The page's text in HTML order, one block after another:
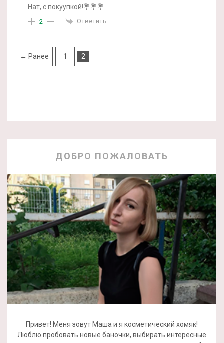
Нат, с покуупкой!💐💐💐
2 Ответить
← Ранее 1 2
ДОБРО ПОЖАЛОВАТЬ
Привет! Меня зовут Маша и я косметический хомяк!
Люблю пробовать новые баночки, выбирать интересные